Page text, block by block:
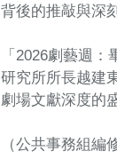
背後的推敲與深
「2026劇藝週
研究所所長越建
劇場文獻深度的
（公共事務組編